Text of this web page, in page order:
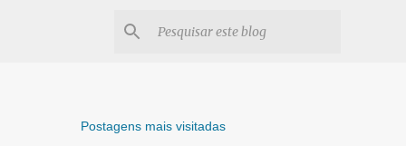
Postagens mais visitadas